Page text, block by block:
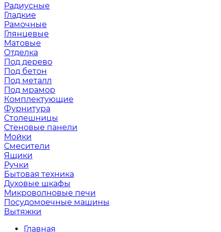
Радиусные
Гладкие
Рамочные
Глянцевые
Матовые
Отделка
Под дерево
Под бетон
Под металл
Под мрамор
Комплектующие
Фурнитура
Столешницы
Стеновые панели
Мойки
Смесители
Ящики
Ручки
Бытовая техника
Духовые шкафы
Микроволновые печи
Посудомоечные машины
Вытяжки
Главная